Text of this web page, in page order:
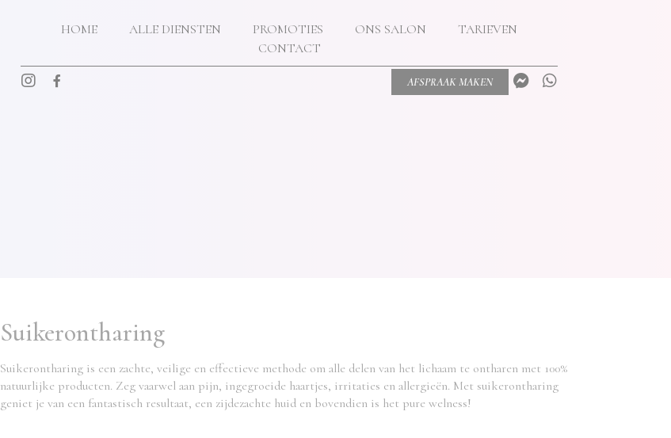
HOME ALLE DIENSTEN PROMOTIES ONS SALON
TARIEVEN
CONTACT
AFSPRAAK MAKEN
Suikerontharing
Suikerontharing is een zachte, veilige en effectieve methode om alle delen van het lichaam te ontharen met 100%
natuurlijke producten. Zeg vaarwel aan pijn, ingegroeide haartjes, irritaties en allergieën. Met suikerontharing
geniet je van een fantastisch resultaat, een zijdezachte huid en bovendien is het pure welness!